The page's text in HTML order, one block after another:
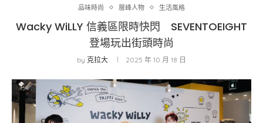
品味時尚 層峰⼈物 生活風格
Wacky WiLLY 信義區限時快閃 SEVENTOEIGHT
登場玩出街頭時尚
by 克拉大 2025 年 10 月 18 日